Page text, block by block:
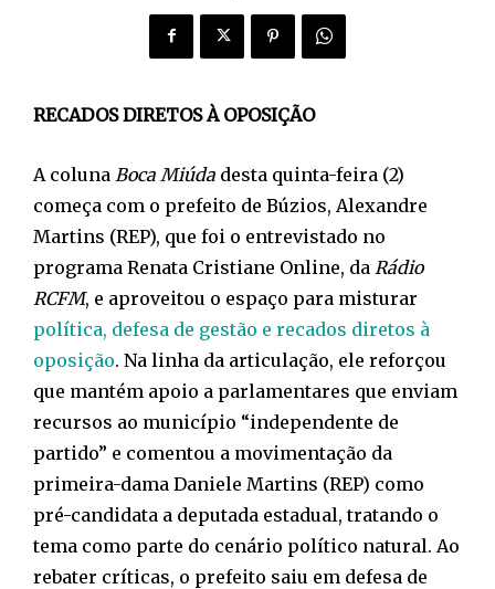
RECADOS DIRETOS À OPOSIÇÃO
A coluna Boca Miúda desta quinta-feira (2)
começa com o prefeito de Búzios, Alexandre
Martins (REP), que foi o entrevistado no
programa Renata Cristiane Online, da Rádio
RCFM, e aproveitou o espaço para misturar
política, defesa de gestão e recados diretos à
oposição. Na linha da articulação, ele reforçou
que mantém apoio a parlamentares que enviam
recursos ao município “independente de
partido” e comentou a movimentação da
primeira-dama Daniele Martins (REP) como
pré-candidata a deputada estadual, tratando o
tema como parte do cenário político natural. Ao
rebater críticas, o prefeito saiu em defesa de